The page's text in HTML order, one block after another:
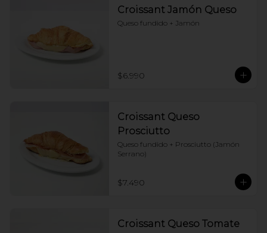
Croissant Jamón Queso
Queso fundido + Jamón
$6.990
Croissant Queso
Prosciutto
Queso fundido + Prosciutto (Jamón
Serrano)
$7.490
Croissant Queso Tomate